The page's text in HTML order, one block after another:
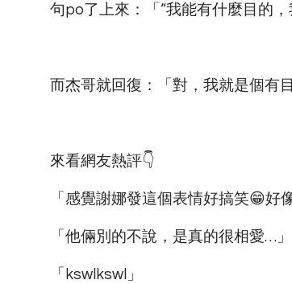
句po了上來：「“我能有什麼目的
而杰哥就回復：「對，我就是個有
來看網友熱評👇
「感覺謝娜發這個表情好搞笑😁好
「他倆別的不說，是真的很相愛…」
「kswlkswl」